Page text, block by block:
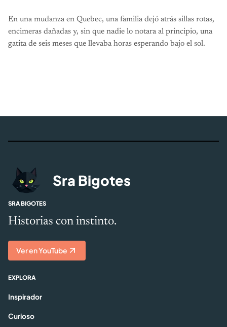
En una mudanza en Quebec, una familia dejó atrás sillas rotas,
encimeras dañadas y, sin que nadie lo notara al principio, una
gatita de seis meses que llevaba horas esperando bajo el sol.
Sra Bigotes
SRA BIGOTES
Historias con instinto.
Ver en YouTube
EXPLORA
Inspirador
Curioso